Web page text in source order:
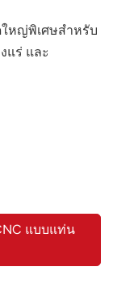
หญ่พิเศษสำหรับ
แร่ และ
แบบแท่น